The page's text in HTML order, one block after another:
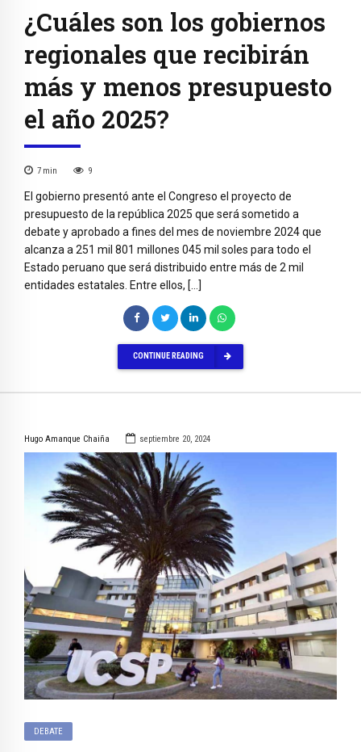
¿Cuáles son los gobiernos
regionales que recibirán
más y menos presupuesto
el año 2025?
7 min 9
El gobierno presentó ante el Congreso el proyecto de
presupuesto de la república 2025 que será sometido a
debate y aprobado a fines del mes de noviembre 2024 que
alcanza a 251 mil 801 millones 045 mil soles para todo el
Estado peruano que será distribuido entre más de 2 mil
entidades estatales. Entre ellos, […]
CONTINUE READING
Hugo Amanque Chaiña septiembre 20, 2024
DEBATE